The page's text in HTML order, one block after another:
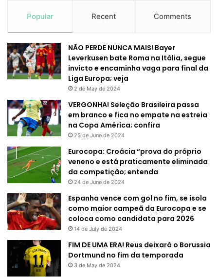
Popular Recent Comments
NÃO PERDE NUNCA MAIS! Bayer
Leverkusen bate Roma na Itália, segue
invicto e encaminha vaga para final da
Liga Europa; veja
2 de May de 2024
VERGONHA! Seleção Brasileira passa
em branco e fica no empate na estreia
na Copa América; confira
25 de June de 2024
Eurocopa: Croácia “prova do próprio
veneno e está praticamente eliminada
da competição; entenda
24 de June de 2024
Espanha vence com gol no fim, se isola
como maior campeã da Eurocopa e se
coloca como candidata para 2026
14 de July de 2024
FIM DE UMA ERA! Reus deixará o Borussia
Dortmund no fim da temporada
3 de May de 2024